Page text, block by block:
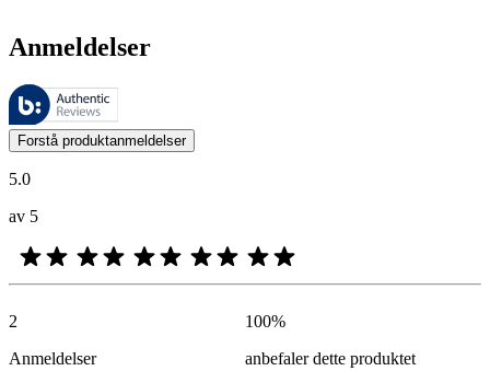
Anmeldelser
Disse anmeldelsene forvaltes av Bazaarvoice og overholder
Kundenes meninger i form av produkt- og stjernevurdering er
Forstå produktanmeldelser
5.0
av 5
2
Anmeldelser
100%
anbefaler dette produktet